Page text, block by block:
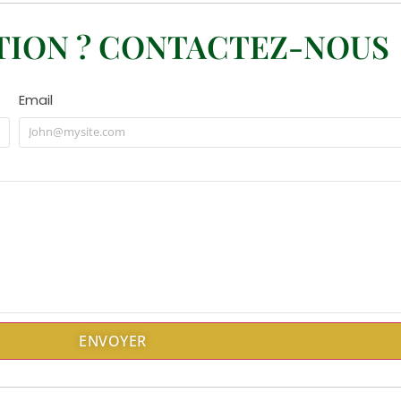
? CONTACTEZ-NOUS
Email
ENVOYER